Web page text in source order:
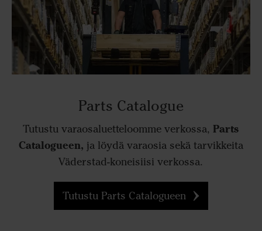
Parts Catalogue
Tutustu varaosaluetteloomme verkossa, Parts
Catalogueen, ja löydä varaosia sekä tarvikkeita
Väderstad-koneisiisi verkossa.
Tutustu Parts Catalogueen